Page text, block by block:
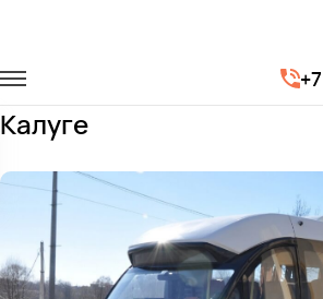
Заказать Iveco Foxbus с
Калуге